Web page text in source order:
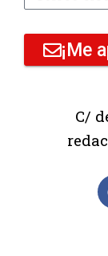
¡Me
C/